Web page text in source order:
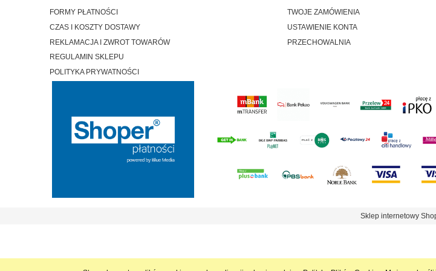
FORMY PŁATNOŚCI
CZAS I KOSZTY DOSTAWY
REKLAMACJA I ZWROT TOWARÓW
REGULAMIN SKLEPU
POLITYKA PRYWATNOŚCI
TWOJE ZAMÓWIENIA
USTAWIENIE KONTA
PRZECHOWALNIA
Sklep internetowy